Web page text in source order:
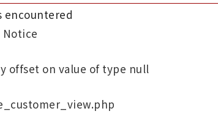
encountered
offset on value of type null